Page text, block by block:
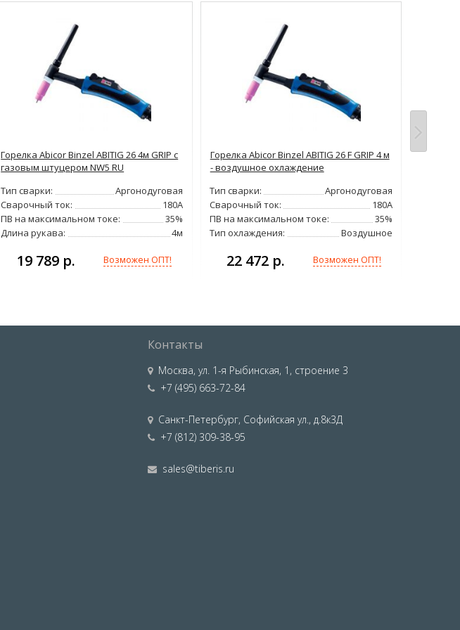
Горелка Abicor Binzel ABITIG 26 4м GRIP с
газовым штуцером NW5 RU
Тип сварки:
Аргонодуговая
Сварочный ток:
180А
ПВ на максимальном токе:
35%
Длина рукава:
4м
19 789 р. Возможен ОПТ!
Горелка Abicor Binzel ABITIG 26 F GRIP 4 м
- воздушное охлаждение
Тип сварки:
Аргонодуговая
Сварочный ток:
180А
ПВ на максимальном токе:
35%
Тип охлаждения:
Воздушное
22 472 р. Возможен ОПТ!
Горелка
Контакты
Москва,ул. 1-я Рыбинская, 1, строение 3
+7 (495) 663-72-84
Санкт-Петербург, Софийская ул., д.8к3Д
+7 (812) 309-38-95
sales@tiberis.ru